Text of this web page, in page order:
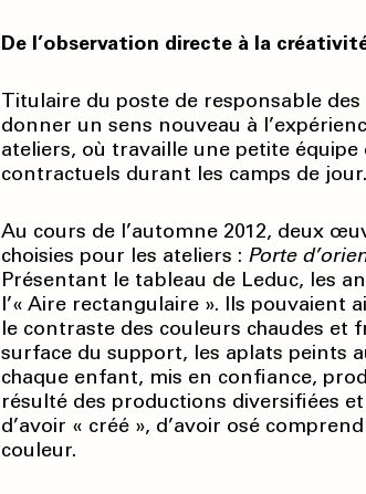
De l’observation directe à la
Titulaire du poste de responsable
donner un sens nouveau à
ateliers, où travaille une petite
contractuels durant les camps de jour.
Au cours de l’automne 2012, deux
choisies pour les ateliers : Porte
Présentant le tableau de Leduc, les
l’« Aire rectangulaire ». Ils pouvaient
le contraste des couleurs chaudes et
surface du support, les aplats peints
chaque enfant, mis en confiance,
résulté des productions diversifiées
d’avoir « créé », d’avoir osé
couleur.